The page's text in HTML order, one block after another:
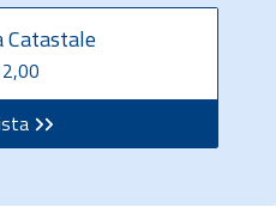
Catastale